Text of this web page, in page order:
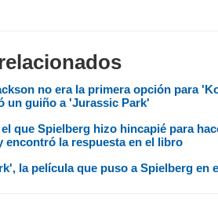
no era la primera opción para
un guiño a 'Jurassic Park'
el que Spielberg hizo hincapié para
encontró la respuesta en el libro
la película que puso a Spielberg en